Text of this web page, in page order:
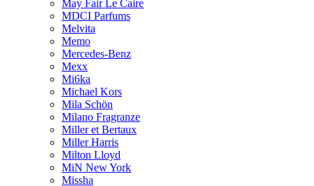
May Fair Le Caire
MDCI Parfums
Melvita
Memo
Mercedes-Benz
Mexx
Mi6ka
Michael Kors
Mila Schön
Milano Fragranze
Miller et Bertaux
Miller Harris
Milton Lloyd
MiN New York
Missha